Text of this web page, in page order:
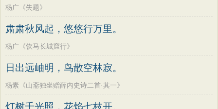
杨广《失题》
肃肃秋风起，悠悠行万里。
杨广《饮马长城窟行》
日出远岫明，鸟散空林寂。
杨素《山斋独坐赠薛内史诗二首·其一》
灯树千光照，花焰七枝开。